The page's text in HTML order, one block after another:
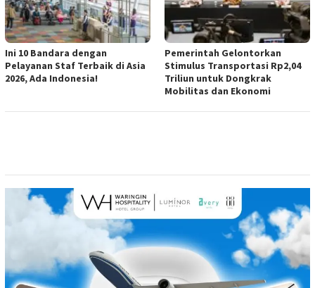
Ini 10 Bandara dengan
Pelayanan Staf Terbaik di Asia
2026, Ada Indonesia!
Pemerintah Gelontorkan
Stimulus Transportasi Rp2,04
Triliun untuk Dongkrak
Mobilitas dan Ekonomi